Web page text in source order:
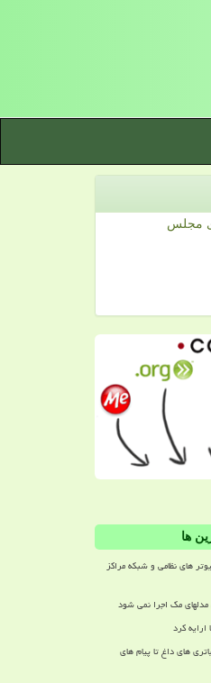
مجلس
ها
های نظامی و شبکه مراکز
کرد
های داغ تا پیام های